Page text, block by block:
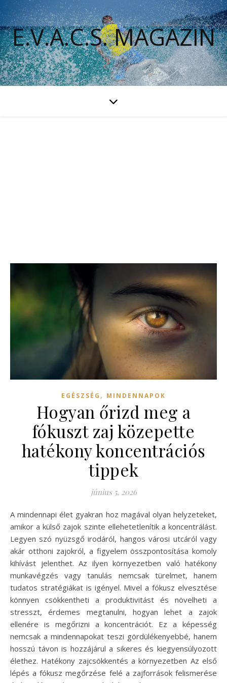
E.V.A.C.S. MAGAZIN
EGÉSZSÉG , MINDENNAPOK
Hogyan őrizd meg a
fókuszt zaj közepette
hatékony koncentrációs
tippek
június 5, 2026
A mindennapi élet gyakran hoz magával olyan helyzeteket,
amikor a külső zajok szinte ellehetetlenítik a koncentrálást.
Legyen szó nyüzsgő irodáról, hangos városi utcáról vagy
akár otthoni zajokról, a figyelem összpontosítása komoly
kihívást jelenthet. Az ilyen környezetben való hatékony
munkavégzés vagy tanulás nemcsak türelmet, hanem
tudatos stratégiákat is igényel. Mivel a fókusz elvesztése
könnyen csökkentheti a produktivitást és növelheti a
stresszt, érdemes megtanulni, hogyan lehet a zajok
ellenére is megőrizni a koncentrációt. Ez a képesség
nemcsak a mindennapokat teszi gördülékenyebbé, hanem
hosszú távon is hozzájárul a sikeres és kiegyensúlyozott
élethez. Hatékony zajcsökkentés a környezetben Az első
lépés a fókusz megőrzése felé a zajforrások felismerése